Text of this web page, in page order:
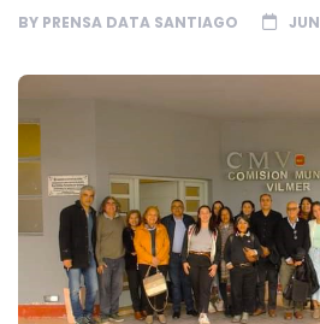
BY PRENSA DATA SANTIAGO